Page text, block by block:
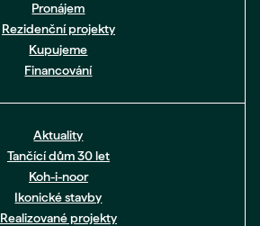
Pronájem
Rezidenční projekty
Kupujeme
Financování
Aktuality
Tančící dům 30 let
Koh-i-noor
Ikonické stavby
Realizované projekty